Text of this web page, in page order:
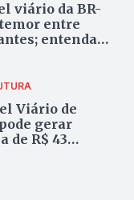
viário da BR-
entre
entenda
Viário de
gerar
de R$ 43